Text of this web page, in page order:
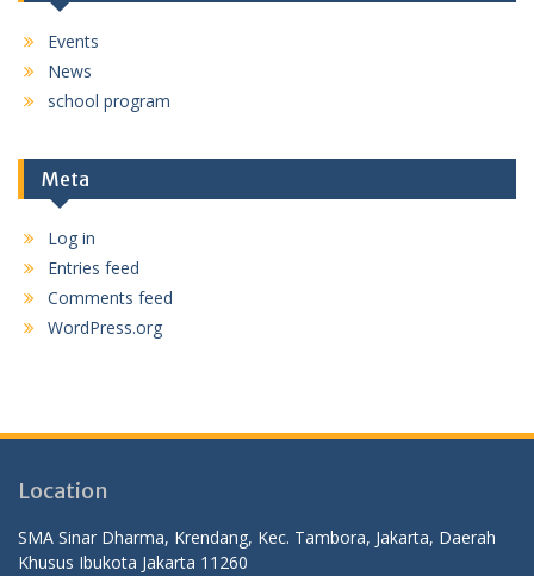
Events
News
school program
Meta
Log in
Entries feed
Comments feed
WordPress.org
Location
SMA Sinar Dharma, Krendang, Kec. Tambora, Jakarta, Daerah
Khusus Ibukota Jakarta 11260